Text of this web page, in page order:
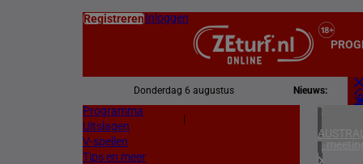
RegistrerenInloggen
Donderdag 6 augustus Nieuws:
Programma
Uitslagen
V-spellen
Tips en meer
1